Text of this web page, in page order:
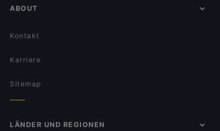
ABOUT
Kontakt
Karriere
Sitemap
LÄNDER UND REGIONEN